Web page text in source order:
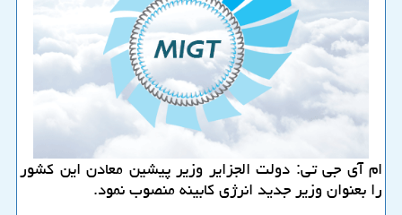
ام آی جی تی: دولت الجزایر وزیر پیشین معادن این کشور
را بعنوان وزیر جدید انرژی کابینه منصوب نمود.